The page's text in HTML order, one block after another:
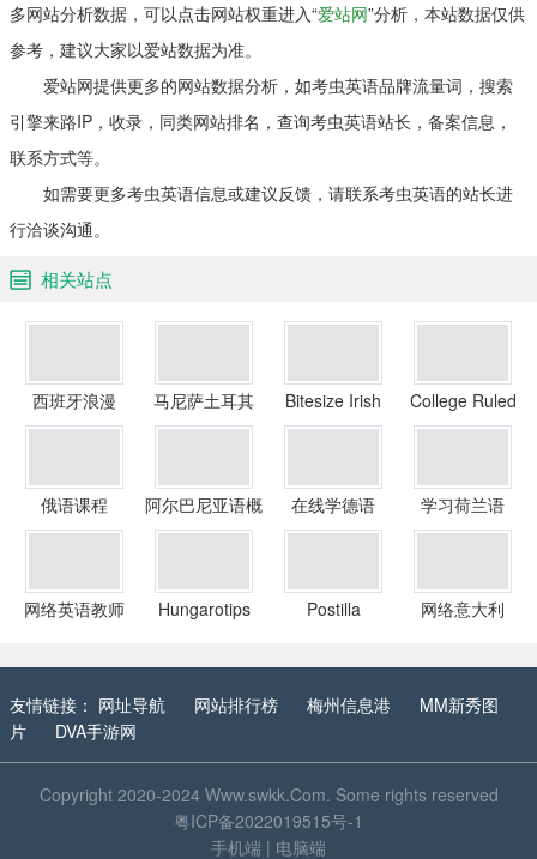
多网站分析数据，可以点击网站权重进入“爱站网”分析，本站数据仅供
参考，建议大家以爱站数据为准。
爱站网提供更多的网站数据分析，如考虫英语品牌流量词，搜索
引擎来路IP，收录，同类网站排名，查询考虫英语站长，备案信息，
联系方式等。
如需要更多考虫英语信息或建议反馈，请联系考虫英语的站长进
行洽谈沟通。
相关站点
西班牙浪漫 马尼萨土耳其
Bitesize Irish
Gaelic
College Ruled
俄语课程
阿尔巴尼亚语概
览
在线学德语 学习荷兰语
网络英语教师 Hungarotips Postilla 网络意大利
友情链接： 网址导航 网站排行榜 梅州信息港
MM新秀图
片
DVA手游网
Copyright 2020-2024 Www.swkk.Com. Some rights reserved
粤ICP备2022019515号-1
手机端 | 电脑端